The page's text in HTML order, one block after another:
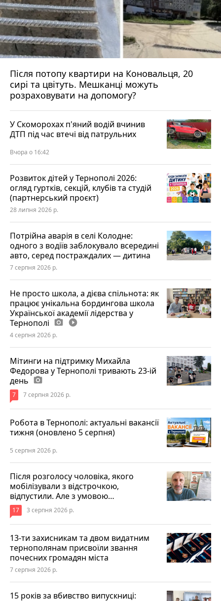
Після потопу квартири на Коновальця, 20
сирі та цвітуть. Мешканці можуть
розраховувати на допомогу?
У Скоморохах п'яний водій вчинив
ДТП під час втечі від патрульних
Вчора о 16:42
Розвиток дітей у Тернополі 2026:
огляд гуртків, секцій, клубів та студій
(партнерський проєкт)
28 липня 2026 р.
Потрійна аварія в селі Колодне:
одного з водіїв заблокувало всередині
авто, серед постраждалих — дитина
7 серпня 2026 р.
Не просто школа, а дієва спільнота: як
працює унікальна бордингова школа
Української академії лідерства у
Тернополі photo_camera play_circle_filled
4 серпня 2026 р.
Мітинги на підтримку Михайла
Федорова у Тернополі тривають 23-ій
день photo_camera
7 7 серпня 2026 р.
Робота в Тернополі: актуальні вакансії
тижня (оновлено 5 серпня)
5 серпня 2026 р.
Після розголосу чоловіка, якого
мобілізували з відстрочкою,
відпустили. Але з умовою…
17 3 серпня 2026 р.
13-ти захисникам та двом видатним
тернополянам присвоїли звання
почесних громадян міста
7 серпня 2026 р.
15 років за вбивство випускниці: